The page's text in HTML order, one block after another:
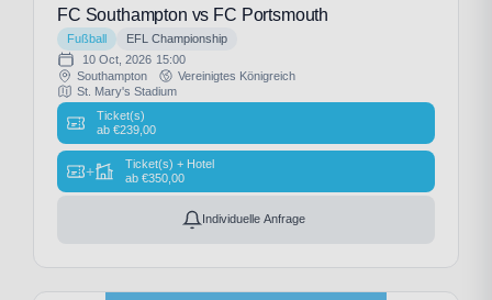
FC Southampton vs FC Portsmouth
Fußball
EFL Championship
10 Oct, 2026 15:00
Southampton
Vereinigtes Königreich
St. Mary's Stadium
Ticket(s)
ab €239,00
+
Ticket(s) + Hotel
ab €350,00
Individuelle Anfrage